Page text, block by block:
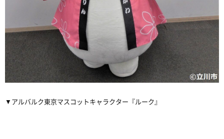
▼ アルバルク東京マスコットキャラクター『ルーク』